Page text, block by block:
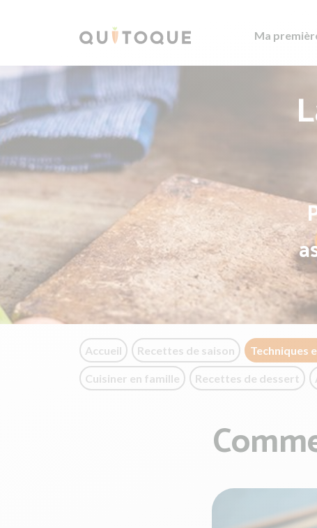
Ma
Accueil Recettes de saison Techniques
Cuisiner en famille Recettes de dessert